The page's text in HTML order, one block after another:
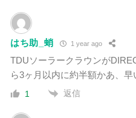
はち助_蛸 1 year ago
TDUソーラークラウンが
ら3ヶ月以内に約半額かあ、早
1 返信